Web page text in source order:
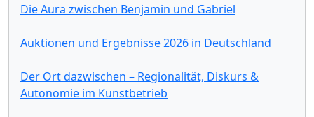
Die Aura zwischen Benjamin und Gabriel
Auktionen und Ergebnisse 2026 in Deutschland
Der Ort dazwischen – Regionalität, Diskurs &
Autonomie im Kunstbetrieb